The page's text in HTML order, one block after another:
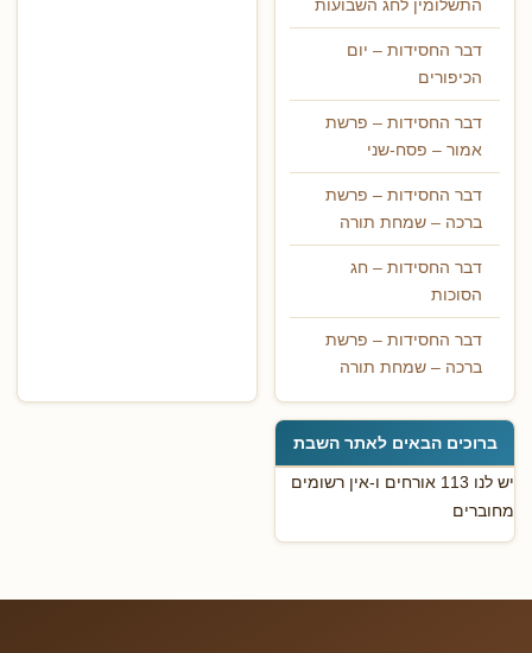
התשלומין לחג השבועות
דבר החסידות – יום
הכיפורים
דבר החסידות – פרשת
אמור – פסח-שני
דבר החסידות – פרשת
ברכה – שמחת תורה
דבר החסידות – חג
הסוכות
דבר החסידות – פרשת
ברכה – שמחת תורה
ברוכים הבאים לאתר השבת
יש לנו 113 אורחים ו-אין רשומים
מחוברים